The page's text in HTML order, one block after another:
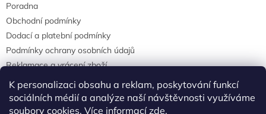
K personalizaci obsahu a reklam, poskytování funkcí
sociálních médií a analýze naší návštěvnosti využíváme
soubory cookies. Více informacízde.
Poradna
Obchodní podmínky
Dodací a platební podmínky
Podmínky ochrany osobních údajů
Reklamace a vrácení zboží
agrostis.cz